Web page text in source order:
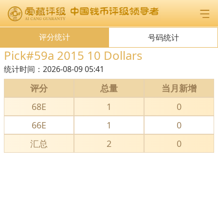
评分统计 号码统计
Pick#59a 2015 10 Dollars
统计时间： 2026-08-09 05:41
评分 总量
当月新增
68E
1
0
66E
1
0
汇总
2 0